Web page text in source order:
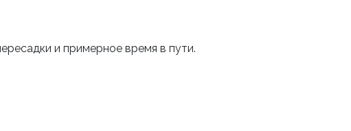
и примерное время в пути.